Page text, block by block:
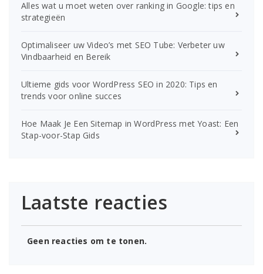
Alles wat u moet weten over ranking in Google: tips en
strategieën
Optimaliseer uw Video’s met SEO Tube: Verbeter uw
Vindbaarheid en Bereik
Ultieme gids voor WordPress SEO in 2020: Tips en
trends voor online succes
Hoe Maak Je Een Sitemap in WordPress met Yoast: Een
Stap-voor-Stap Gids
Laatste reacties
Geen reacties om te tonen.